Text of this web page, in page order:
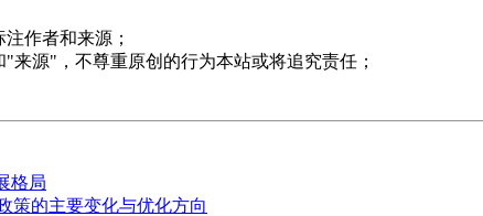
作者和来源；
来源"，不尊重原创的行为本站或将追究责任；
格局
策的主要变化与优化方向